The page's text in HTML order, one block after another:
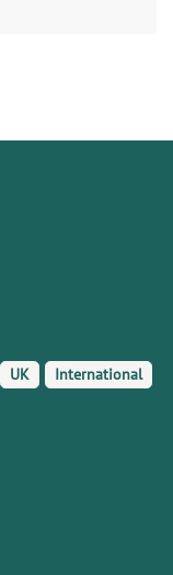
UK International